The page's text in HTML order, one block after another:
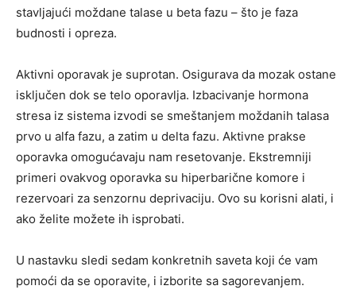
stavljajući moždane talase u beta fazu – što je faza
budnosti i opreza.
Aktivni oporavak je suprotan. Osigurava da mozak ostane
isključen dok se telo oporavlja. Izbacivanje hormona
stresa iz sistema izvodi se smeštanjem moždanih talasa
prvo u alfa fazu, a zatim u delta fazu. Aktivne prakse
oporavka omogućavaju nam resetovanje. Ekstremniji
primeri ovakvog oporavka su hiperbarične komore i
rezervoari za senzornu deprivaciju. Ovo su korisni alati, i
ako želite možete ih isprobati.
U nastavku sledi sedam konkretnih saveta koji će vam
pomoći da se oporavite, i izborite sa sagorevanjem.